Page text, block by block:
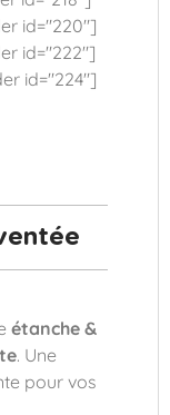
id="220"]
id="222"]
id="224"]
étanche &
. Une
pour vos